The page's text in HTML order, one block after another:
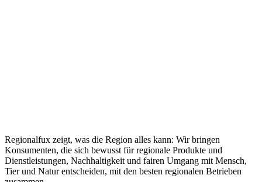
Regionalfux zeigt, was die Region alles kann: Wir bringen
Konsumenten, die sich bewusst für regionale Produkte und
Dienstleistungen, Nachhaltigkeit und fairen Umgang mit Mensch,
Tier und Natur entscheiden, mit den besten regionalen Betrieben